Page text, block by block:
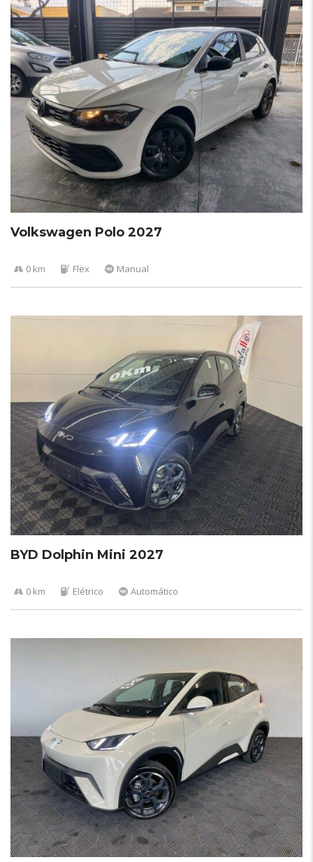
Volkswagen Polo 2027
0 km Flex Manual
BYD Dolphin Mini 2027
0 km Elétrico Automático